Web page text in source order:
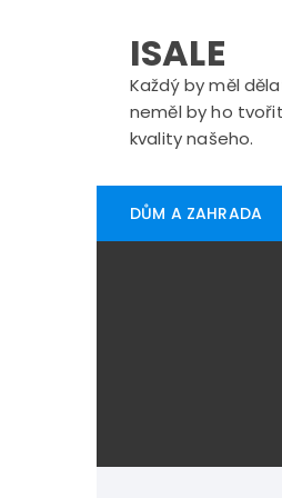
content
ISALE
Každý by měl
neměl by ho
kvality našeho.
DŮM A ZAHRADA